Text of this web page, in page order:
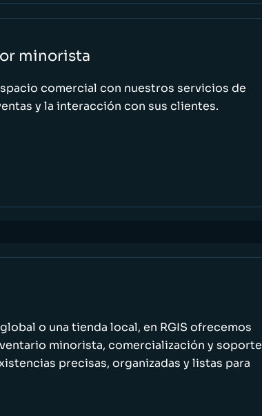
minorista
comercial con nuestros servicios de
y la interacción con sus clientes.
o una tienda local, en RGIS ofrecemos
minorista, comercialización y soporte
precisas, organizadas y listas para